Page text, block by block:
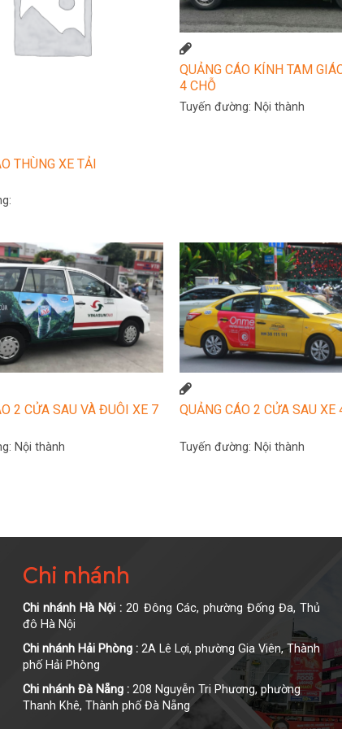
THÙNG XE TẢI
QUẢNG CÁO KÍNH TAM
4 CHỖ
Tuyến đường: Nội thành
2 CỬA SAU VÀ ĐUÔI XE 7
Nội thành
QUẢNG CÁO 2 CỬA SAU XE
Tuyến đường: Nội thành
Chi nhánh
Chi nhánh Hà Nội : 20 Đông Các, phường Đống Đa, Thủ
đô Hà Nội
Chi nhánh Hải Phòng :2A Lê Lợi, phường Gia Viên, Thành
phố Hải Phòng
Chi nhánh Đà Nẵng :208 Nguyễn Tri Phương, phường
Thanh Khê, Thành phố Đà Nẵng